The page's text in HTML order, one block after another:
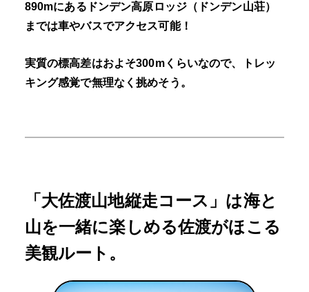
890mにあるドンデン高原ロッジ（ドンデン山荘）
までは車やバスでアクセス可能！
実質の標高差はおよそ300mくらいなので、トレッ
キング感覚で無理なく挑めそう。
「大佐渡山地縦走コース」は海と
山を一緒に楽しめる佐渡がほこる
美観ルート。